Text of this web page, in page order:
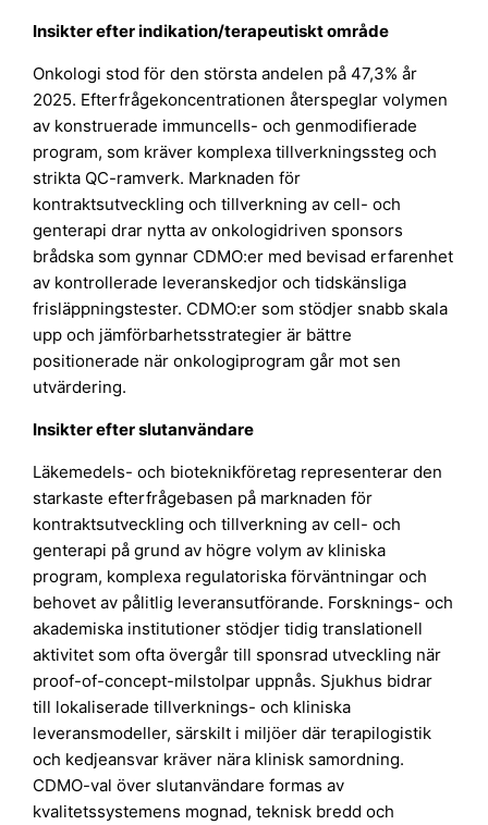
Insikter efter indikation/terapeutiskt område
Onkologi stod för den största andelen på 47,3% år
2025. Efterfrågekoncentrationen återspeglar volymen
av konstruerade immuncells- och genmodifierade
program, som kräver komplexa tillverkningssteg och
strikta QC-ramverk. Marknaden för
kontraktsutveckling och tillverkning av cell- och
genterapi drar nytta av onkologidriven sponsors
brådska som gynnar CDMO:er med bevisad erfarenhet
av kontrollerade leveranskedjor och tidskänsliga
frisläppningstester. CDMO:er som stödjer snabb skala
upp och jämförbarhetsstrategier är bättre
positionerade när onkologiprogram går mot sen
utvärdering.
Insikter efter slutanvändare
Läkemedels- och bioteknikföretag representerar den
starkaste efterfrågebasen på marknaden för
kontraktsutveckling och tillverkning av cell- och
genterapi på grund av högre volym av kliniska
program, komplexa regulatoriska förväntningar och
behovet av pålitlig leveransutförande. Forsknings- och
akademiska institutioner stödjer tidig translationell
aktivitet som ofta övergår till sponsrad utveckling när
proof-of-concept-milstolpar uppnås. Sjukhus bidrar
till lokaliserade tillverknings- och kliniska
leveransmodeller, särskilt i miljöer där terapilogistik
och kedjeansvar kräver nära klinisk samordning.
CDMO-val över slutanvändare formas av
kvalitetssystemens mognad, teknisk bredd och